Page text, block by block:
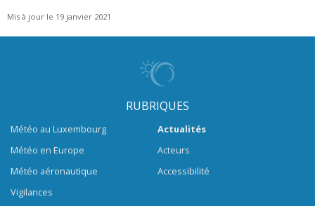
Mis à jour le 19 janvier 2021
RUBRIQUES
Météo au Luxembourg
Météo en Europe
Météo aéronautique
Vigilances
Actualités
Acteurs
Accessibilité